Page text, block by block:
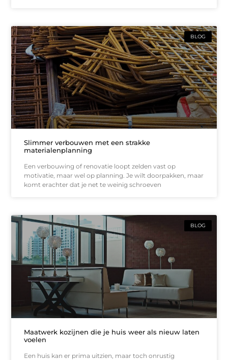
BLOG
Slimmer verbouwen met een strakke
materialenplanning
Een verbouwing of renovatie loopt zelden vast op
motivatie, maar wel op planning. Je wilt doorpakken, maar
komt erachter dat je net te weinig schroeven
BLOG
Maatwerk kozijnen die je huis weer als nieuw laten
voelen
Een huis kan er prima uitzien, maar toch onrustig